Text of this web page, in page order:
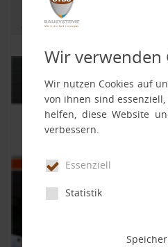
Der neue STBS
2026_1
Wir verwenden
Wir nutzen Cookies auf
von ihnen sind
helfen, diese Website
verbessern.
Essenziell
Statistik